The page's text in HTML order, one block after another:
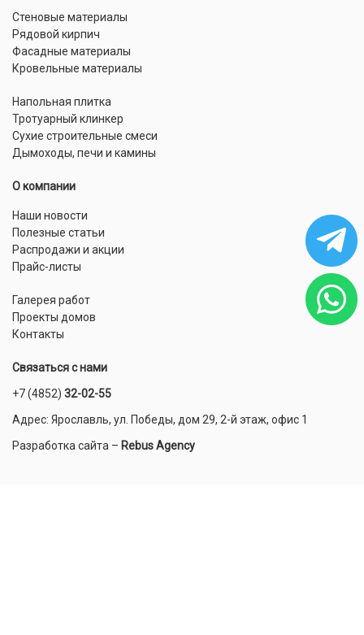
Стеновые материалы
Рядовой кирпич
Фасадные материалы
Кровельные материалы
Напольная плитка
Тротуарный клинкер
Сухие строительные смеси
Дымоходы, печи и камины
О компании
Наши новости
Полезные статьи
Распродажи и акции
Прайс-листы
Галерея работ
Проекты домов
Контакты
Связаться с нами
+7 (4852) 32-02-55
Адрес: Ярославль, ул. Победы, дом 29, 2-й этаж, офис 1
Разработка сайта – Rebus Agency